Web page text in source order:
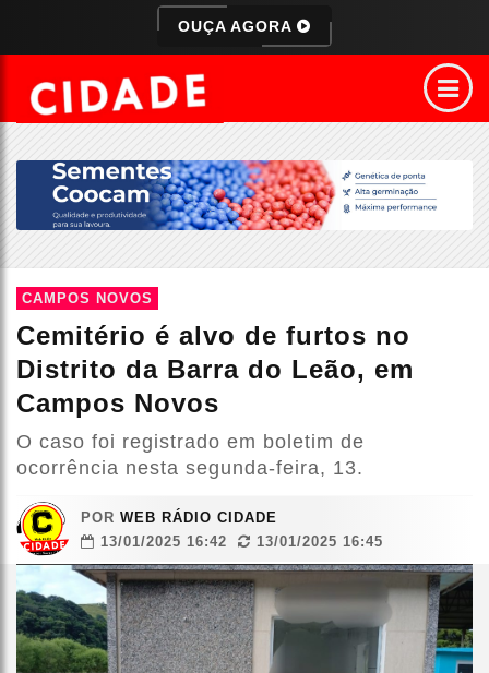
OUÇA AGORA
CAMPOS NOVOS
Cemitério é alvo de furtos no
Distrito da Barra do Leão, em
Campos Novos
O caso foi registrado em boletim de
ocorrência nesta segunda-feira, 13.
POR WEB RÁDIO CIDADE
13/01/2025 16:42
13/01/2025 16:45